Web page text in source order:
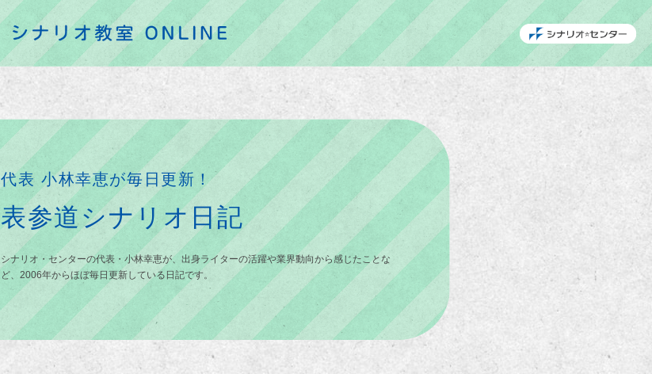
代表 小林幸恵が毎日更新！
表参道シナリオ日記
シナリオ・センターの代表・小林幸恵が、出身ライターの活躍や業界動向から感じたことな
ど、2006年からほぼ毎日更新している日記です。